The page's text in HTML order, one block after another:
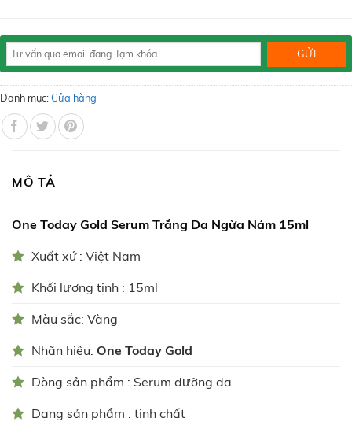
Danh mục:Cửa hàng
MÔ TẢ
One Today Gold Serum Trắng Da Ngừa Nám 15ml
Xuất xứ : Việt Nam
Khối lượng tịnh : 15ml
Màu sắc: Vàng
Nhãn hiệu: One Today Gold
Dòng sản phẩm : Serum dưỡng da
Dạng sản phẩm : tinh chất